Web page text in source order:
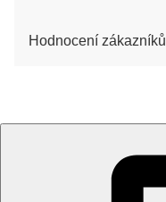
Hodnocení zákazníků